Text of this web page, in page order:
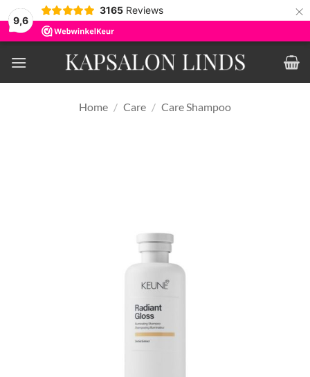
9,6
3165 Reviews ×
naar
inhoud
Home / Care / Care Shampoo